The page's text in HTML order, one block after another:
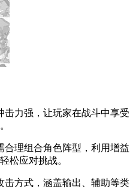
击力强，让玩家在战斗中享受
合理组合角色阵型，利用增益
松应对挑战。
击方式，涵盖输出、辅助等类